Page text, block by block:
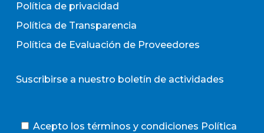
Política de privacidad
Política de Transparencia
Política de Evaluación de Proveedores
Suscribirse a nuestro boletín de actividades
Acepto los términos y condiciones Política